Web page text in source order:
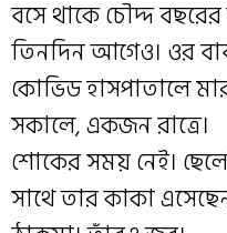
বসে থাকে চৌদ্দ
তিনদিন আগেও। ওর
কোভিড হাসপাতালে
সকালে, একজন রাত্রে।
শোকের সময় নেই।
সাথে তার কাকা